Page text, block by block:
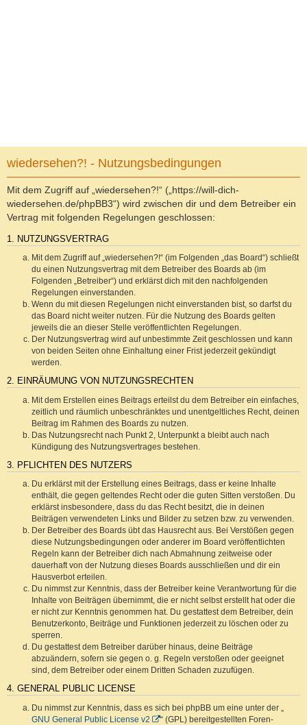
wiedersehen?! - Nutzungsbedingungen
Mit dem Zugriff auf „wiedersehen?!“ („https://will-dich-
wiedersehen.de/phpBB3“) wird zwischen dir und dem Betreiber ein
Vertrag mit folgenden Regelungen geschlossen:
1. NUTZUNGSVERTRAG
Mit dem Zugriff auf „wiedersehen?!“ (im Folgenden „das Board“) schließt
du einen Nutzungsvertrag mit dem Betreiber des Boards ab (im
Folgenden „Betreiber“) und erklärst dich mit den nachfolgenden
Regelungen einverstanden.
Wenn du mit diesen Regelungen nicht einverstanden bist, so darfst du
das Board nicht weiter nutzen. Für die Nutzung des Boards gelten
jeweils die an dieser Stelle veröffentlichten Regelungen.
Der Nutzungsvertrag wird auf unbestimmte Zeit geschlossen und kann
von beiden Seiten ohne Einhaltung einer Frist jederzeit gekündigt
werden.
2. EINRÄUMUNG VON NUTZUNGSRECHTEN
Mit dem Erstellen eines Beitrags erteilst du dem Betreiber ein einfaches,
zeitlich und räumlich unbeschränktes und unentgeltliches Recht, deinen
Beitrag im Rahmen des Boards zu nutzen.
Das Nutzungsrecht nach Punkt 2, Unterpunkt a bleibt auch nach
Kündigung des Nutzungsvertrages bestehen.
3. PFLICHTEN DES NUTZERS
Du erklärst mit der Erstellung eines Beitrags, dass er keine Inhalte
enthält, die gegen geltendes Recht oder die guten Sitten verstoßen. Du
erklärst insbesondere, dass du das Recht besitzt, die in deinen
Beiträgen verwendeten Links und Bilder zu setzen bzw. zu verwenden.
Der Betreiber des Boards übt das Hausrecht aus. Bei Verstößen gegen
diese Nutzungsbedingungen oder anderer im Board veröffentlichten
Regeln kann der Betreiber dich nach Abmahnung zeitweise oder
dauerhaft von der Nutzung dieses Boards ausschließen und dir ein
Hausverbot erteilen.
Du nimmst zur Kenntnis, dass der Betreiber keine Verantwortung für die
Inhalte von Beiträgen übernimmt, die er nicht selbst erstellt hat oder die
er nicht zur Kenntnis genommen hat. Du gestattest dem Betreiber, dein
Benutzerkonto, Beiträge und Funktionen jederzeit zu löschen oder zu
sperren.
Du gestattest dem Betreiber darüber hinaus, deine Beiträge
abzuändern, sofern sie gegen o. g. Regeln verstoßen oder geeignet
sind, dem Betreiber oder einem Dritten Schaden zuzufügen.
4. GENERAL PUBLIC LICENSE
Du nimmst zur Kenntnis, dass es sich bei phpBB um eine unter der „
GNU General Public License v2
“ (GPL) bereitgestellten Foren-